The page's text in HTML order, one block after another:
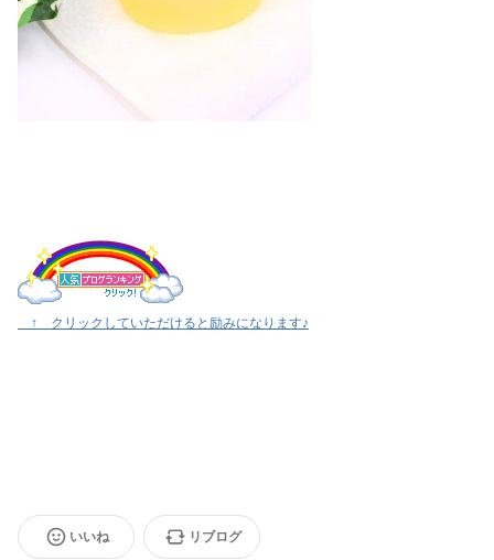
↑ クリックしていただけると励みになります♪
いいね リブログ